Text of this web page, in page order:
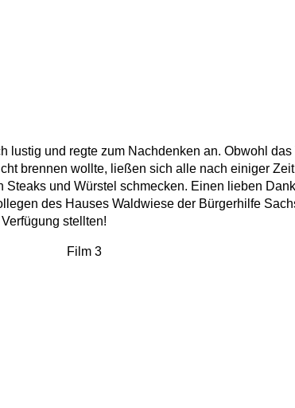
lustig und regte zum Nachdenken an. Obwohl das
brennen wollte, ließen sich alle nach einiger
und Würstel schmecken. Einen lieben
des Hauses Waldwiese der Bürgerhilfe
stellten!